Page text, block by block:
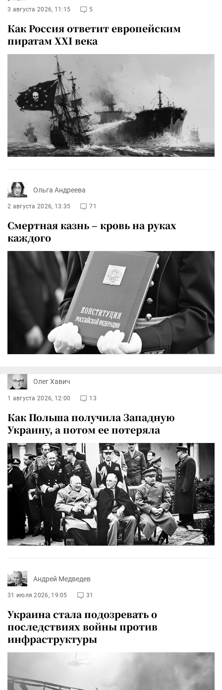
3 августа 2026, 11:15 5
Как Россия ответит европейским
пиратам XXI века
Ольга Андреева
2 августа 2026, 13:35 71
Смертная казнь – кровь на руках
каждого
Олег Хавич
1 августа 2026, 12:00 13
Как Польша получила Западную
Украину, а потом ее потеряла
Андрей Медведев
31 июля 2026, 19:05 31
Украина стала подозревать о
последствиях войны против
инфраструктуры